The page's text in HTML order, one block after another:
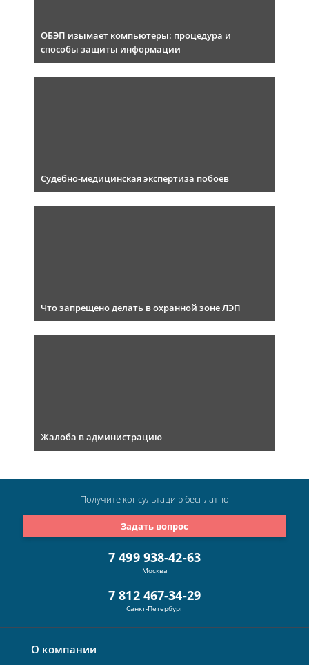
ОБЭП изымает компьютеры: процедура и
способы защиты информации
Судебно-медицинская экспертиза побоев
Что запрещено делать в охранной зоне ЛЭП
Жалоба в администрацию
О компании
7 499 938-42-63
Москва
7 812 467-34-29
Санкт-Петербург
Задать вопрос
Получите консультациюбесплатно